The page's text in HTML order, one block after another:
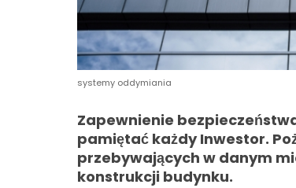
systemy oddymiania
Zapewnienie
pamiętać każdy Inwestor.
przebywających w danym
konstrukcji budynku.